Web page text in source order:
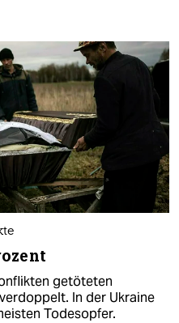
getöteten
In der Ukraine
Todesopfer.